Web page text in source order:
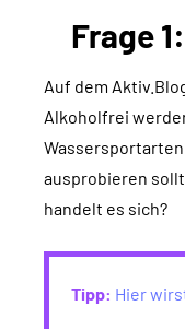
Frage
Auf dem
Alkoholfrei
ausprobieren
handelt es sich?
Tipp: Hier